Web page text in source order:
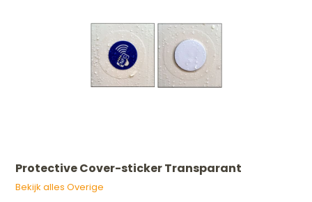
Protective Cover-sticker Transparant
Bekijk alles Overige